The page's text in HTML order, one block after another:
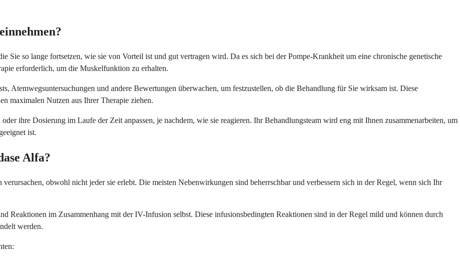
Sie so lange fortsetzen, wie sie von Vorteil ist und gut vertragen wird. Da es sich bei der Pompe-Krankheit um eine chronische genetische
erforderlich, um die Muskelfunktion zu erhalten.
Atemwegsuntersuchungen und andere Bewertungen überwachen, um festzustellen, ob die Behandlung für Sie wirksam ist. Diese
maximalen Nutzen aus Ihrer Therapie ziehen.
ihre Dosierung im Laufe der Zeit anpassen, je nachdem, wie sie reagieren. Ihr Behandlungsteam wird eng mit Ihnen zusammenarbeiten, um
ist.
Alfa?
obwohl nicht jeder sie erlebt. Die meisten Nebenwirkungen sind beherrschbar und verbessern sich in der Regel, wenn sich Ihr
Reaktionen im Zusammenhang mit der IV-Infusion selbst. Diese infusionsbedingten Reaktionen sind in der Regel mild und können durch
werden.